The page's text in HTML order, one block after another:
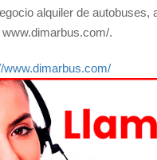
alquiler de
.
www.dimarbus.com/